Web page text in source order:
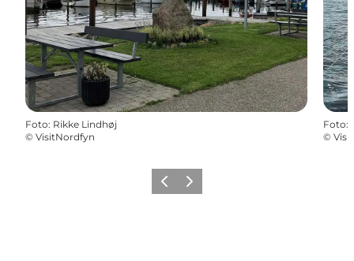
Foto: Rikke Lindhøj
© VisitNordfyn
Foto:
©
Forrige billede
Næste billede